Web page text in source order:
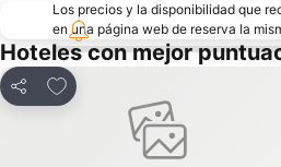
Los precios y la disponibilidad que
en una página web de reserva la
Hoteles con mejor
Compartir
Agregar a favoritos